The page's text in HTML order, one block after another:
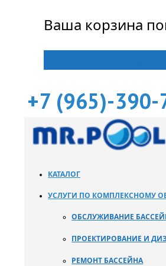
Ваша корзина
+7 (965)-
КАТАЛОГ
УСЛУГИ ПО КОМПЛЕКСНОМУ
ОБСЛУЖИВАНИЕ
ПРОЕКТИРОВАНИЕ И
РЕМОНТ БАССЕЙНА